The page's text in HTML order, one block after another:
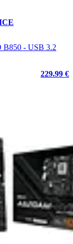
B850 - USB 3.2
229.99 €